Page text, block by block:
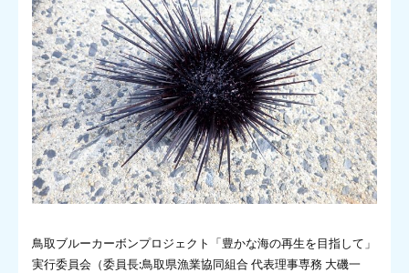
鳥取ブルーカーボンプロジェクト「豊かな海の再生を目指して」
実行委員会（委員長:鳥取県漁業協同組合 代表理事専務 大磯一